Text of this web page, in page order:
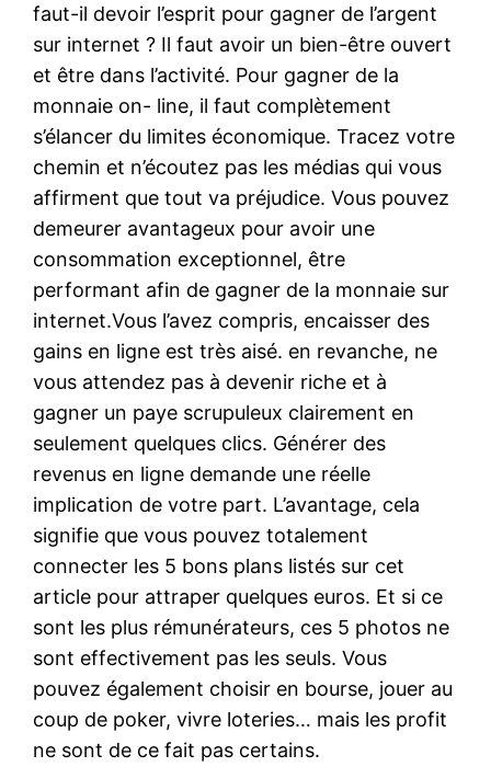
faut-il devoir l’esprit pour gagner de l’argent
sur internet ? Il faut avoir un bien-être ouvert
et être dans l’activité. Pour gagner de la
monnaie on- line, il faut complètement
s’élancer du limites économique. Tracez votre
chemin et n’écoutez pas les médias qui vous
affirment que tout va préjudice. Vous pouvez
demeurer avantageux pour avoir une
consommation exceptionnel, être
performant afin de gagner de la monnaie sur
internet.Vous l’avez compris, encaisser des
gains en ligne est très aisé. en revanche, ne
vous attendez pas à devenir riche et à
gagner un paye scrupuleux clairement en
seulement quelques clics. Générer des
revenus en ligne demande une réelle
implication de votre part. L’avantage, cela
signifie que vous pouvez totalement
connecter les 5 bons plans listés sur cet
article pour attraper quelques euros. Et si ce
sont les plus rémunérateurs, ces 5 photos ne
sont effectivement pas les seuls. Vous
pouvez également choisir en bourse, jouer au
coup de poker, vivre loteries… mais les profit
ne sont de ce fait pas certains.